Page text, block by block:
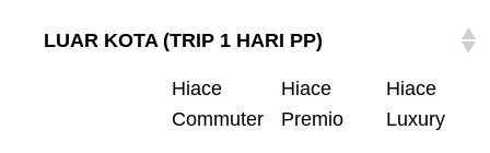
LUAR KOTA (TRIP 1 HARI PP)
Hiace
Commuter
Hiace
Premio
Hiace
Luxury